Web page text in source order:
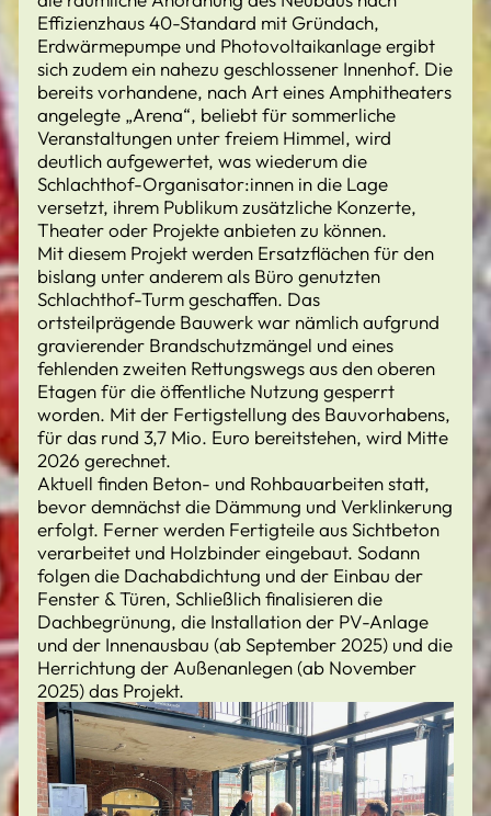
Effizienzhaus 40-Standard mit Gründach,
Erdwärmepumpe und Photovoltaikanlage ergibt
sich zudem ein nahezu geschlossener Innenhof. Die
bereits vorhandene, nach Art eines Amphitheaters
angelegte „Arena“, beliebt für sommerliche
Veranstaltungen unter freiem Himmel, wird
deutlich aufgewertet, was wiederum die
Schlachthof-Organisator:innen in die Lage
versetzt, ihrem Publikum zusätzliche Konzerte,
Theater oder Projekte anbieten zu können.
Mit diesem Projekt werden Ersatzflächen für den
bislang unter anderem als Büro genutzten
Schlachthof-Turm geschaffen. Das
ortsteilprägende Bauwerk war nämlich aufgrund
gravierender Brandschutzmängel und eines
fehlenden zweiten Rettungswegs aus den oberen
Etagen für die öffentliche Nutzung gesperrt
worden. Mit der Fertigstellung des Bauvorhabens,
für das rund 3,7 Mio. Euro bereitstehen, wird Mitte
2026 gerechnet.
Aktuell finden Beton- und Rohbauarbeiten statt,
bevor demnächst die Dämmung und Verklinkerung
erfolgt. Ferner werden Fertigteile aus Sichtbeton
verarbeitet und Holzbinder eingebaut. Sodann
folgen die Dachabdichtung und der Einbau der
Fenster & Türen, Schließlich finalisieren die
Dachbegrünung, die Installation der PV-Anlage
und der Innenausbau (ab September 2025) und die
Herrichtung der Außenanlegen (ab November
2025) das Projekt.